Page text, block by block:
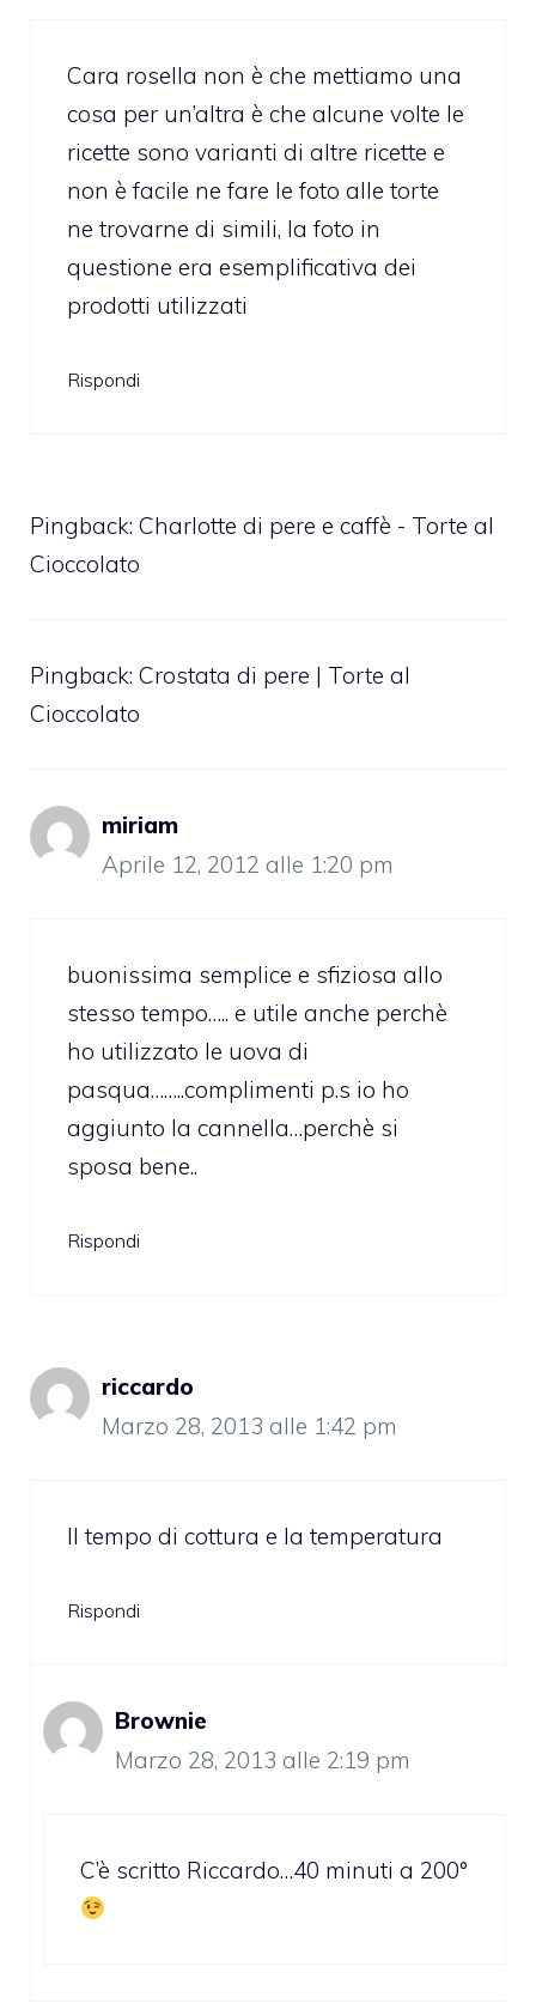
Cara rosella non è che mettiamo una
cosa per un’altra è che alcune volte le
ricette sono varianti di altre ricette e
non è facile ne fare le foto alle torte
ne trovarne di simili, la foto in
questione era esemplificativa dei
prodotti utilizzati
Rispondi
Pingback: Charlotte di pere e caffè - Torte al
Cioccolato
Pingback: Crostata di pere | Torte al
Cioccolato
miriam
Aprile 12, 2012 alle 1:20 pm
buonissima semplice e sfiziosa allo
stesso tempo….. e utile anche perchè
ho utilizzato le uova di
pasqua……..complimenti p.s io ho
aggiunto la cannella…perchè si
sposa bene..
Rispondi
riccardo
Marzo 28, 2013 alle 1:42 pm
Il tempo di cottura e la temperatura
Rispondi
Brownie
Marzo 28, 2013 alle 2:19 pm
C’è scritto Riccardo…40 minuti a 200°